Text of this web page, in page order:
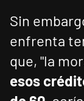
Sin
enfrenta
que, "la
esos